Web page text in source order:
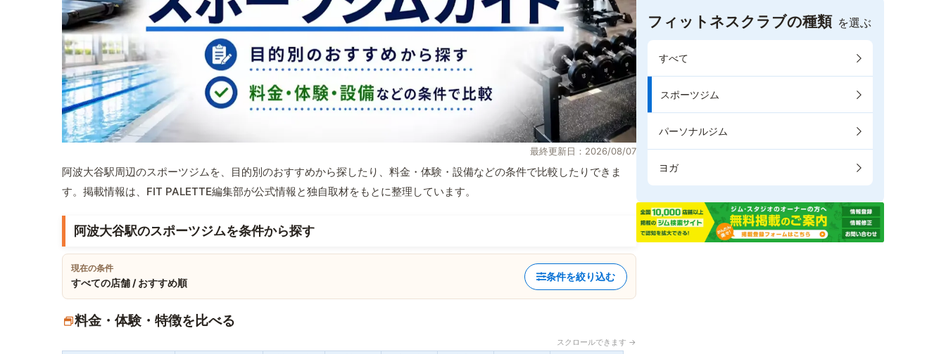
最終更新日：2026/08/07
阿波大谷駅周辺のスポーツジムを、目的別のおすすめから探したり、料金・体験・設備などの条件で比較したりできま
す。掲載情報は、FIT PALETTE編集部が公式情報と独自取材をもとに整理しています。
阿波大谷駅のスポーツジムを条件から探す
現在の条件
すべての店舗 / おすすめ順
条件を絞り込む
料金・体験・特徴を比べる
スクロールできます →
フィットネスクラブの種類 を選ぶ
すべて
スポーツジム
パーソナルジム
ヨガ